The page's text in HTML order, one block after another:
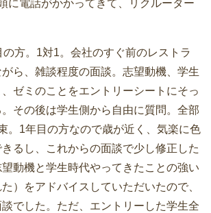
に電話がかかってきて、リクルーター
方。1対1。会社のすぐ前のレストラ
ら、雑談程度の面談。志望動機、学生
ゼミのことをエントリーシートにそっ
その後は学生側から自由に質問。全部
。1年目の方なので歳が近く、気楽に色
るし、これからの面談で少し修正した
動機と学生時代やってきたことの強い
）をアドバイスしていただいたので、
でした。ただ、エントリーした学生全